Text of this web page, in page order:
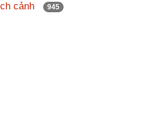
cảnh 945